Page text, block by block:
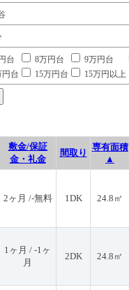
台 8万円台 9万円台
円台 15万円台 15万円以上
敷金/保証
金・礼金
間取り
専有面積
▲
2ヶ月 /-無料 1DK 24.8㎡
1ヶ月 / -1ヶ
月
2DK 24.8㎡